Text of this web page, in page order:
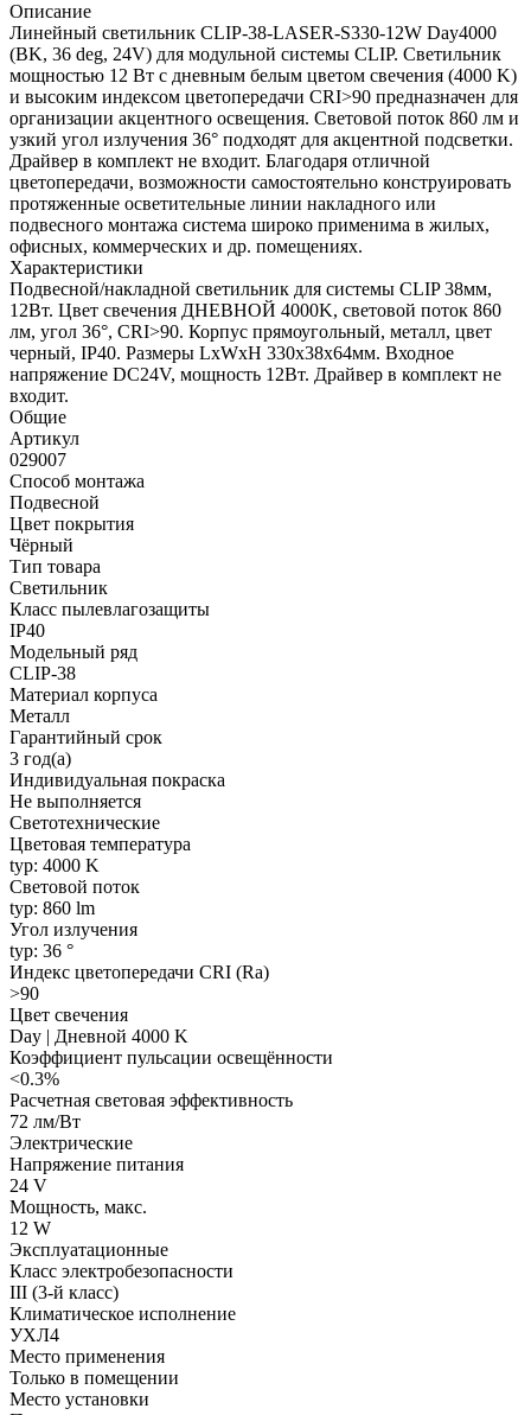
Описание
Линейный светильник CLIP-38-LASER-S330-12W Day4000
(BK, 36 deg, 24V) для модульной системы CLIP. Светильник
мощностью 12 Вт с дневным белым цветом свечения (4000 K)
и высоким индексом цветопередачи CRI>90 предназначен для
организации акцентного освещения. Световой поток 860 лм и
узкий угол излучения 36° подходят для акцентной подсветки.
Драйвер в комплект не входит. Благодаря отличной
цветопередачи, возможности самостоятельно конструировать
протяженные осветительные линии накладного или
подвесного монтажа система широко применима в жилых,
офисных, коммерческих и др. помещениях.
Характеристики
Подвесной/накладной светильник для системы CLIP 38мм,
12Вт. Цвет свечения ДНЕВНОЙ 4000K, световой поток 860
лм, угол 36°, CRI>90. Корпус прямоугольный, металл, цвет
черный, IP40. Размеры LxWxH 330x38x64мм. Входное
напряжение DC24V, мощность 12Вт. Драйвер в комплект не
входит.
Общие
Артикул
029007
Способ монтажа
Подвесной
Цвет покрытия
Чёрный
Тип товара
Светильник
Класс пылевлагозащиты
IP40
Модельный ряд
CLIP-38
Материал корпуса
Металл
Гарантийный срок
3 год(а)
Индивидуальная покраска
Не выполняется
Светотехнические
Цветовая температура
typ: 4000 K
Световой поток
typ: 860 lm
Угол излучения
typ: 36 °
Индекс цветопередачи CRI (Ra)
>90
Цвет свечения
Day | Дневной 4000 K
Коэффициент пульсации освещённости
<0.3%
Расчетная световая эффективность
72 лм/Вт
Электрические
Напряжение питания
24 V
Мощность, макс.
12 W
Эксплуатационные
Класс электробезопасности
III (3-й класс)
Климатическое исполнение
УХЛ4
Место применения
Только в помещении
Место установки